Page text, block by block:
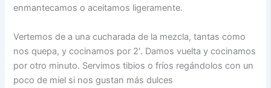
enmantecamos o aceitamos ligeramente.
Vertemos de a una cucharada de la mezcla, tantas como
nos quepa, y cocinamos por 2′. Damos vuelta y cocinamos
por otro minuto. Servimos tibios o fríos regándolos con un
poco de miel si nos gustan más dulces